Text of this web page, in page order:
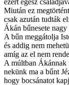
ezért egész
Miután ez
csak azután tudták
Ákán bűnesete
A bűn meggátolja
és addig nem
amíg az el nem
A múltban Ákánnak
nekünk ma a bűnt
hogy bocsánatot